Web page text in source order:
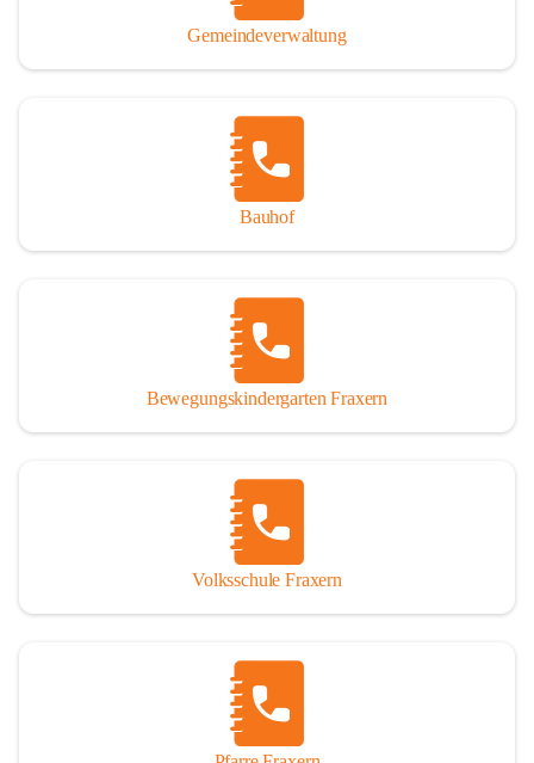
Gemeindeverwaltung
Bauhof
Bewegungskindergarten Fraxern
Volksschule Fraxern